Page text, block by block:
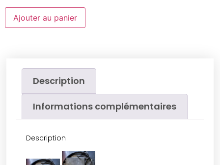
Ajouter au panier
Description
Informations complémentaires
Description